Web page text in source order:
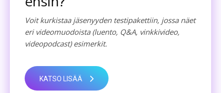
Voit kurkistaa jäsenyyden testipakettiin, jossa näet
eri videomuodoista (luento, Q&A, vinkkivideo,
videopodcast) esimerkit.
KATSO LISÄÄ